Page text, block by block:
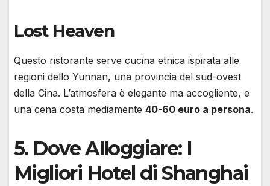
Lost Heaven
Questo ristorante serve cucina etnica ispirata alle
regioni dello Yunnan, una provincia del sud-ovest
della Cina. L’atmosfera è elegante ma accogliente, e
una cena costa mediamente 40-60 euro a persona.
5. Dove Alloggiare: I
Migliori Hotel di Shanghai